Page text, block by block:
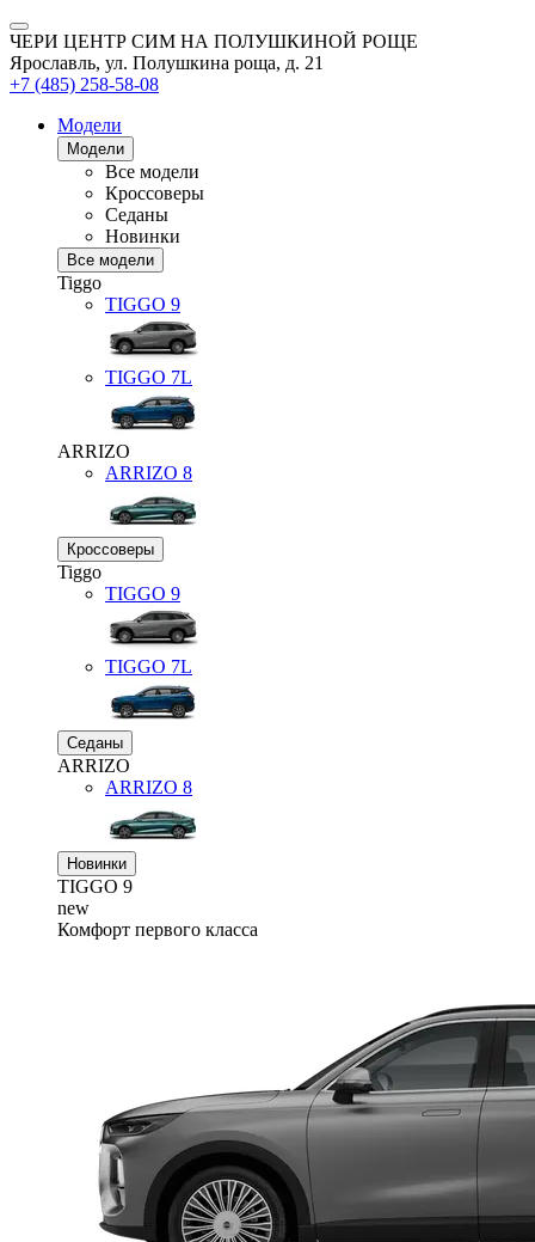
ЧЕРИ ЦЕНТР СИМ НА ПОЛУШКИНОЙ РОЩЕ
Ярославль, ул. Полушкина роща, д. 21
+7 (485) 258-58-08
Модели
Модели
Все модели
Кроссоверы
Седаны
Новинки
Все модели
Tiggo
TIGGO 9
TIGGO 7L
ARRIZO
ARRIZO 8
Кроссоверы
Tiggo
TIGGO 9
TIGGO 7L
Седаны
ARRIZO
ARRIZO 8
Новинки
TIGGO 9
new
Комфорт первого класса